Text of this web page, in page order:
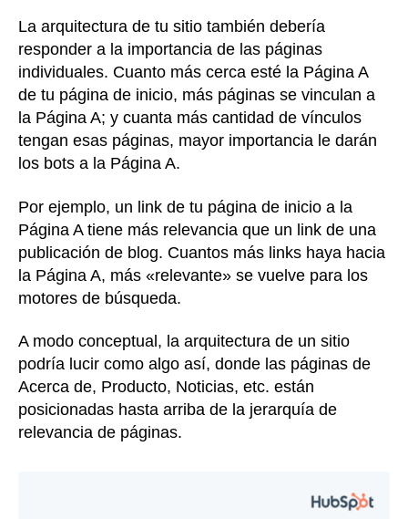
La arquitectura de tu sitio también debería
responder a la importancia de las páginas
individuales. Cuanto más cerca esté la Página A
de tu página de inicio, más páginas se vinculan a
la Página A; y cuanta más cantidad de vínculos
tengan esas páginas, mayor importancia le darán
los bots a la Página A.
Por ejemplo, un link de tu página de inicio a la
Página A tiene más relevancia que un link de una
publicación de blog. Cuantos más links haya hacia
la Página A, más «relevante» se vuelve para los
motores de búsqueda.
A modo conceptual, la arquitectura de un sitio
podría lucir como algo así, donde las páginas de
Acerca de, Producto, Noticias, etc. están
posicionadas hasta arriba de la jerarquía de
relevancia de páginas.